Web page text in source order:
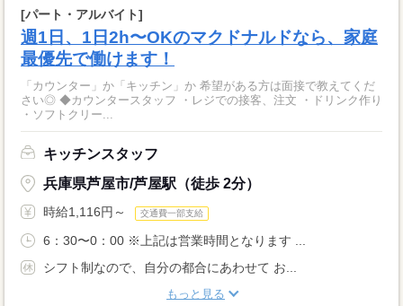
[パート・アルバイト]
週1日、1日2h〜OKのマクドナルドなら、家庭
最優先で働けます！
「カウンター」か「キッチン」か 希望がある方は面接で教えてくだ
さい◎ ◆カウンタースタッフ ・レジでの接客、注文 ・ドリンク作り
・ソフトクリー...
キッチンスタッフ
兵庫県芦屋市/芦屋駅（徒歩 2分）
時給1,116円～ 交通費一部支給
6：30〜0：00 ※上記は営業時間となります ...
シフト制なので、自分の都合にあわせて お...
もっと見る